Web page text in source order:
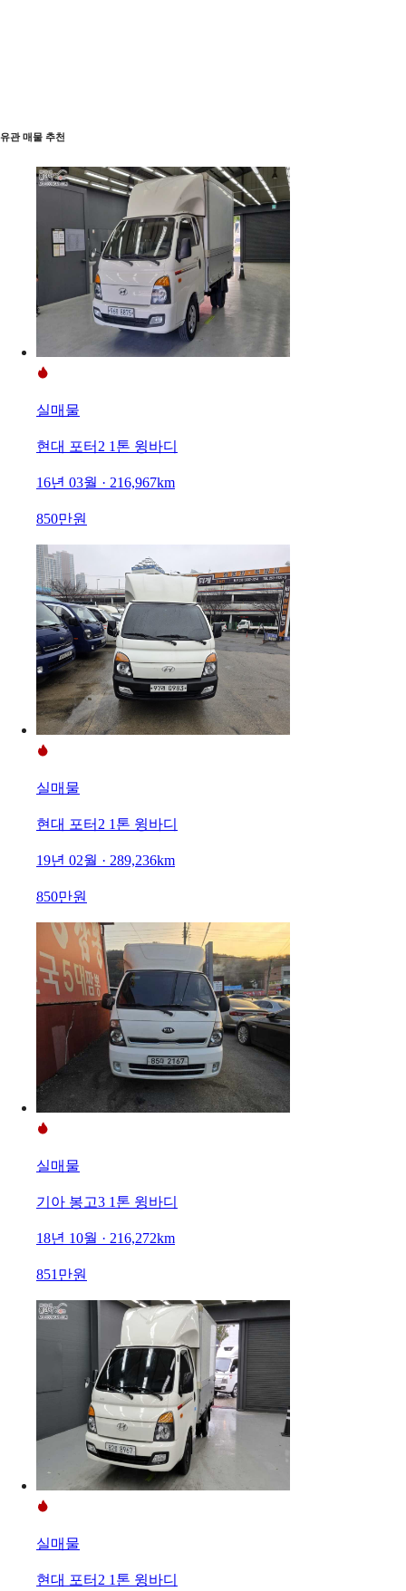
유관 매물 추천
실매물
현대 포터2 1톤 윙바디
16년 03월 · 216,967km
850만원
실매물
현대 포터2 1톤 윙바디
19년 02월 · 289,236km
850만원
실매물
기아 봉고3 1톤 윙바디
18년 10월 · 216,272km
851만원
실매물
현대 포터2 1톤 윙바디